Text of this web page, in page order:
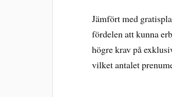
Jämfört med
fördelen att kunna
högre krav på
vilket antalet